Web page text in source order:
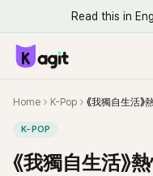
Read this in
Home K-Pop
K-POP
《我獨自生活》